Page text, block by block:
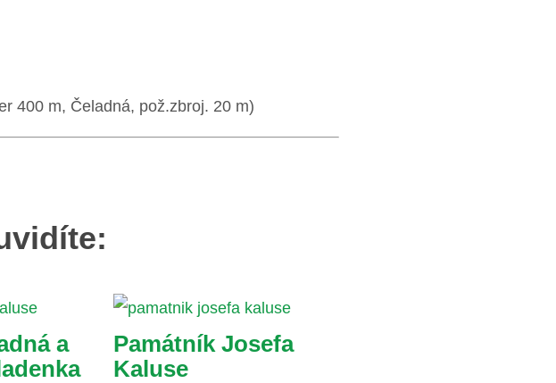
400 m, Čeladná, pož.zbroj. 20 m)
a
Památník Josefa
Kaluse